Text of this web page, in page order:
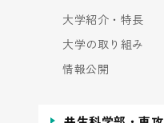
大学紹介・特長
大学の取り組み
情報公開